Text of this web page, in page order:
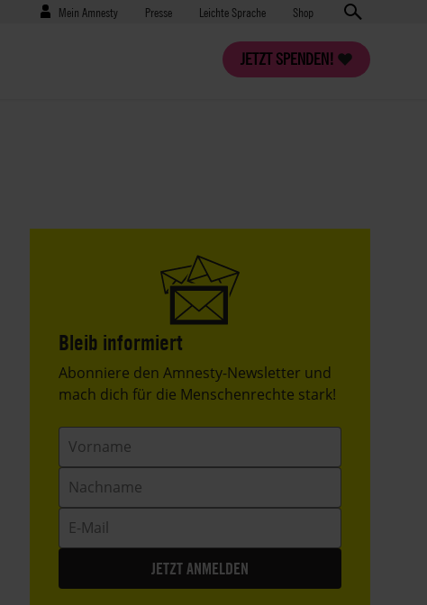
Benutzermenü
Mein Amnesty Presse
Presse Leichte Sprache Shop
JETZT SPENDEN!
Bleib informiert
Header
Text
Abonniere den Amnesty-Newsletter und
mach dich für die Menschenrechte stark!
Vorname
Nachname
E-
Mail